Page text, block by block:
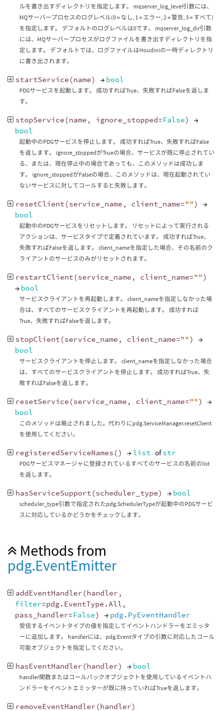
ルを書き出すディレクトリを指定します。 mqserver_log_level引数には、
MQサーバープロセスのログレベル(0 = なし, 1 = エラー, 2 = 警告, 3 = すべて)
を指定します。 デフォルトのログレベルは0です。 mqserver_log_dir引数
には、MQサーバープロセスがログファイルを書き出すディレクトリを指
定します。 デフォルトでは、ログファイルはHoudiniの一時ディレクトリ
に書き出されます。
startService (name) → bool
PDGサービスを起動します。 成功すればTrue、失敗すればFalseを返しま
す。
stopService (name , ignore_stopped=False)
→
bool
起動中のPDGサービスを停止します。 成功すればTrue、失敗すればFalse
を返します。 ignore_stoppedがTrueの場合、サービスが既に停止されてい
る、または、現在停止中の場合であっても、このメソッドは成功しま
す。 ignore_stoppedがFalseの場合、このメソッドは、現在起動されてい
ないサービスに対してコールすると失敗します。
resetClient (service_name , client_name="" )
→
bool
起動中のPDGサービスをリセットします。 リセットによって実行される
アクションは、サービスタイプで定義されています。 成功すればTrue、
失敗すればFalseを返します。 client_nameを指定した場合、その名前のク
ライアントのサービスのみがリセットされます。
restartClient (service_name , client_name="" )
→ bool
サービスクライアントを再起動します。 client_nameを指定しなかった場
合は、すべてのサービスクライアントを再起動します。 成功すれば
True、失敗すればFalseを返します。
stopClient (service_name , client_name="" )
→
bool
サービスクライアントを停止します。 client_nameを指定しなかった場合
は、すべてのサービスクライアントを停止します。 成功すればTrue、失
敗すればFalseを返します。
resetService (service_name , client_name="" )
→
bool
このメソッドは廃止されました。代わりにpdg.ServiceManager.resetClient
を使用してください。
registeredServiceNames () → list ofstr
PDGサービスマネージャに登録されているすべてのサービスの名前のlist
を返します。
hasServiceSupport (scheduler_type) → bool
scheduler_type引数で指定されたpdg.SchedulerTypeが起動中のPDGサービ
スに対応しているかどうかをチェックします。
Methods from
pdg.EventEmitter
addEventHandler (handler ,
filter=pdg. EventType .All ,
pass_handler=False) → pdg.PyEventHandler
受信するイベントタイプの値を指定してイベントハンドラーをエミッタ
ーに追加します。 handlerには、pdg.Eventタイプの引数に対応したコール
可能オブジェクトを指定してください。
hasEventHandler (handler) → bool
handler関数またはコールバックオブジェクトを使用しているイベントハ
ンドラーをイベントエミッターが既に持っていればTrueを返します。
removeEventHandler (handler)